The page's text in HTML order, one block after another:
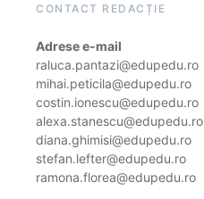
CONTACT REDACȚIE
Adrese e-mail
raluca.pantazi@edupedu.ro
mihai.peticila@edupedu.ro
costin.ionescu@edupedu.ro
alexa.stanescu@edupedu.ro
diana.ghimisi@edupedu.ro
stefan.lefter@edupedu.ro
ramona.florea@edupedu.ro